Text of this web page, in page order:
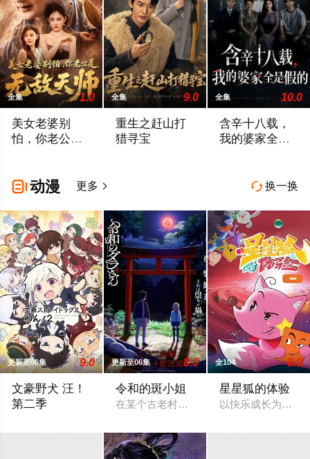
全集 1.0
美女老婆别
怕，你老公是
全集 9.0
重生之赶山打
猎寻宝
全集 10.0
含辛十八载，
我的婆家全是
 换一换
动漫 更多 
更新至06集 9.0
文豪野犬 汪！
第二季
更新至06集 8.0
令和的斑小姐
在某个古老村落的遗址深处，那一片禁止
全104 8.0
星星狐的体验
以快乐成长为主题